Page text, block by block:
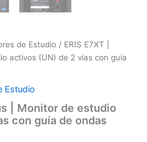
de Estudio / ERIS E7XT |
activos (UN) de 2 vías con guía
Estudio
| Monitor de estudio
con guía de ondas